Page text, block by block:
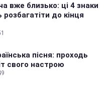
вже близько: ці 4 знаки
до кінця
пісня: проходь
свого настрою